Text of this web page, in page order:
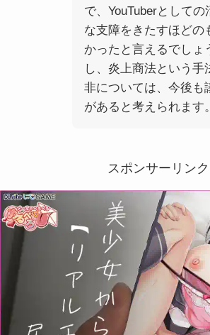
で、YouTuberとしての
な支障をきたすほどの
かったと言えるでしょ
し、炎上商法という手
非については、今後も
があると考えられます。
スポンサーリンク